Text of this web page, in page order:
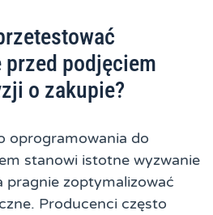
podjęciem
o zakupie?
oprogramowania do
stanowi istotne wyzwanie
pragnie zoptymalizować
Producenci często